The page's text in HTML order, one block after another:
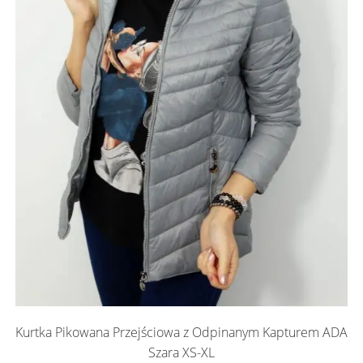
Kurtka Pikowana Przejściowa z Odpinanym Kapturem ADA
Szara XS-XL